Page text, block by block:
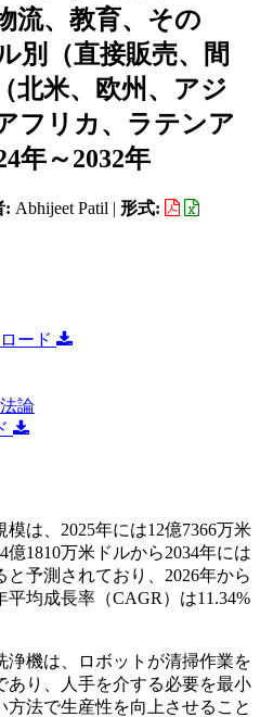
流、教育、その
別（直接販売、間
北米、欧州、アジ
フリカ、ラテンア
年～2032年
: Abhijeet Patil | 形式:
ード
論
は、2025年には12億7366万米
億1810万米ドルから2034年には
と予測されており、2026年から
平均成長率（CAGR）は11.34%
浄機は、ロボットが清掃作業を
あり、人手を介する必要を最小
方法で生産性を向上させること